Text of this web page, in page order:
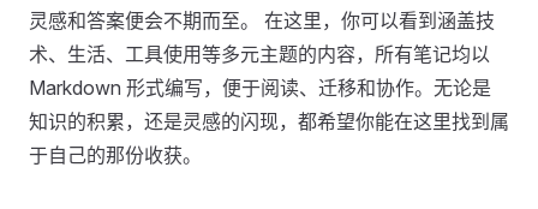
灵感和答案便会不期而至。 在这里，你可以看到涵盖技
术、生活、工具使用等多元主题的内容，所有笔记均以
Markdown 形式编写，便于阅读、迁移和协作。无论是
知识的积累，还是灵感的闪现，都希望你能在这里找到属
于自己的那份收获。